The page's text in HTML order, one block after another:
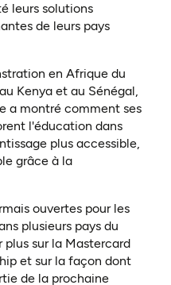
leurs solutions
de leurs pays
en Afrique du
Kenya et au Sénégal,
a montré comment ses
l'éducation dans
plus accessible,
grâce à la
ouvertes pour les
plusieurs pays du
sur la Mastercard
et sur la façon dont
de la prochaine